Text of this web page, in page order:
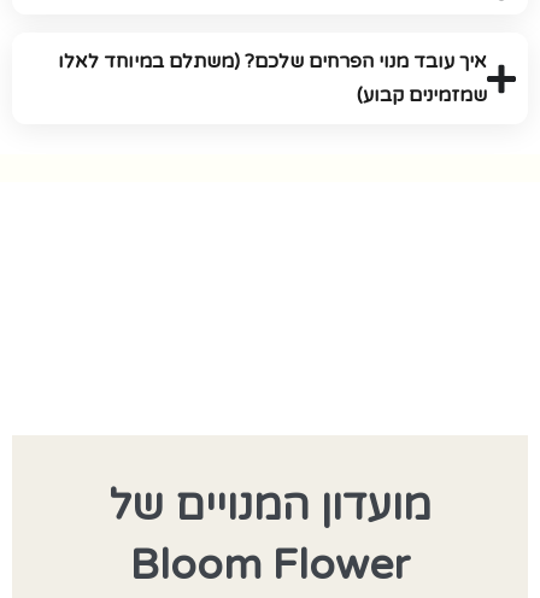
איך עובד מנוי הפרחים שלכם? (משתלם במיוחד לאלו
שמזמינים קבוע)
מועדון המנויים של
Bloom Flower